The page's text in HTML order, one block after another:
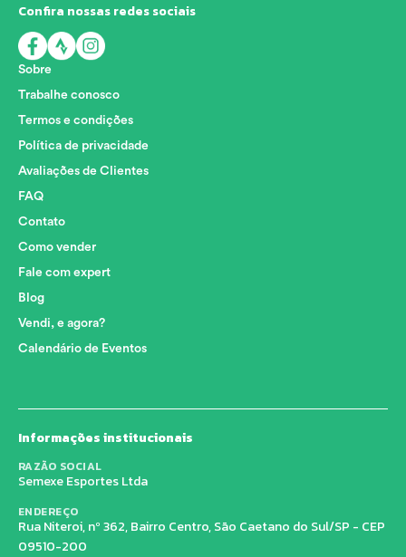
Confira nossas redes sociais
Sobre
Trabalhe conosco
Termos e condições
Política de privacidade
Avaliações de Clientes
FAQ
Contato
Como vender
Fale com expert
Blog
Vendi, e agora?
Calendário de Eventos
Informações institucionais
RAZÃO SOCIAL
Semexe Esportes Ltda
ENDEREÇO
Rua Niteroi, nº 362, Bairro Centro, São Caetano do Sul/SP - CEP
09510-200